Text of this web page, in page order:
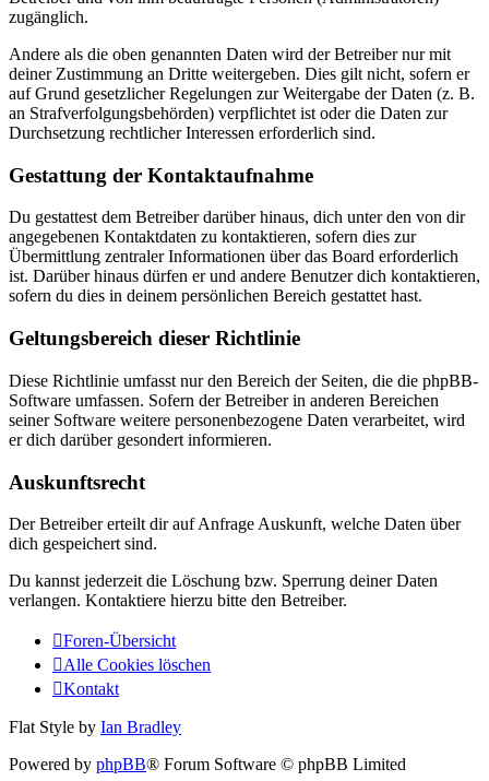
zugänglich.
Andere als die oben genannten Daten wird der Betreiber nur mit
deiner Zustimmung an Dritte weitergeben. Dies gilt nicht, sofern er
auf Grund gesetzlicher Regelungen zur Weitergabe der Daten (z. B.
an Strafverfolgungsbehörden) verpflichtet ist oder die Daten zur
Durchsetzung rechtlicher Interessen erforderlich sind.
Gestattung der Kontaktaufnahme
Du gestattest dem Betreiber darüber hinaus, dich unter den von dir
angegebenen Kontaktdaten zu kontaktieren, sofern dies zur
Übermittlung zentraler Informationen über das Board erforderlich
ist. Darüber hinaus dürfen er und andere Benutzer dich kontaktieren,
sofern du dies in deinem persönlichen Bereich gestattet hast.
Geltungsbereich dieser Richtlinie
Diese Richtlinie umfasst nur den Bereich der Seiten, die die phpBB-
Software umfassen. Sofern der Betreiber in anderen Bereichen
seiner Software weitere personenbezogene Daten verarbeitet, wird
er dich darüber gesondert informieren.
Auskunftsrecht
Der Betreiber erteilt dir auf Anfrage Auskunft, welche Daten über
dich gespeichert sind.
Du kannst jederzeit die Löschung bzw. Sperrung deiner Daten
verlangen. Kontaktiere hierzu bitte den Betreiber.
Foren-Übersicht
Alle Cookies löschen
Kontakt
Flat Style by Ian Bradley
Powered by phpBB® Forum Software © phpBB Limited